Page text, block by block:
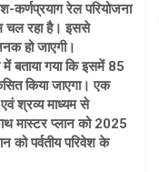
कर्णप्रयाग रेल परियोजना
चल रहा है। इससे
हो जाएगी।
बताया गया कि इसमें 85
किया जाएगा। एक
श्रव्य माध्यम से
मास्टर प्लान को 2025
को पर्वतीय परिवेश के